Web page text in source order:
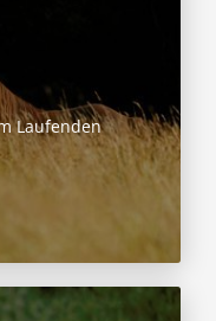
Laufenden